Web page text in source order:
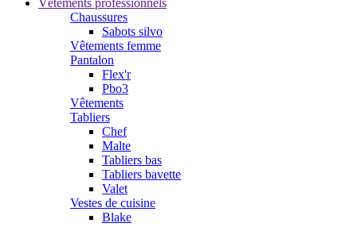
Vêtements professionnels
Chaussures
Sabots silvo
Vêtements femme
Pantalon
Flex'r
Pbo3
Vêtements
Tabliers
Chef
Malte
Tabliers bas
Tabliers bavette
Valet
Vestes de cuisine
Blake